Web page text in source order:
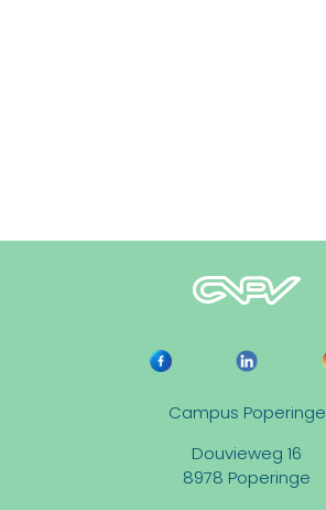
Campus Poperinge
Douvieweg 16
8978 Poperinge